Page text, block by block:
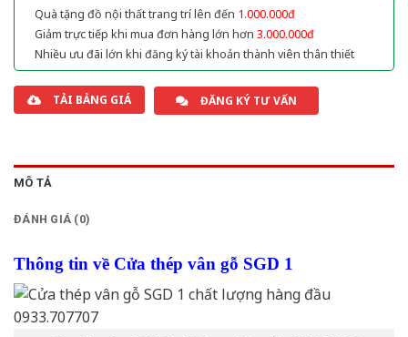
Quà tặng đồ nội thất trang trí lên đến 1.000.000đ
Giảm trực tiếp khi mua đơn hàng lớn hơn 3.000.000đ
Nhiều ưu đãi lớn khi đăng ký tài khoản thành viên thân thiết
TẢI BẢNG GIÁ ĐĂNG KÝ TƯ VẤN
MÔ TẢ
ĐÁNH GIÁ (0)
Thông tin về Cửa thép vân gỗ SGD 1